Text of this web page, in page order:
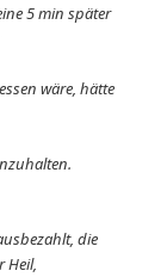
5 min später
wäre, hätte
die
Heil,